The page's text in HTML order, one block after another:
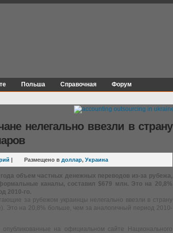
Польша Справочная Форум
нелегально ввезли в страну
| Размещено в доллар, Украина
объем частных денежных переводов из-за рубежа,
каналы, составил $679 млн. Это на 20,8%
2010-го.
за рубежом украинцы нелегально ввезли в страну
Это на 20,8% больше, чем за аналогичный период 2010-
на официальном сайте Национального